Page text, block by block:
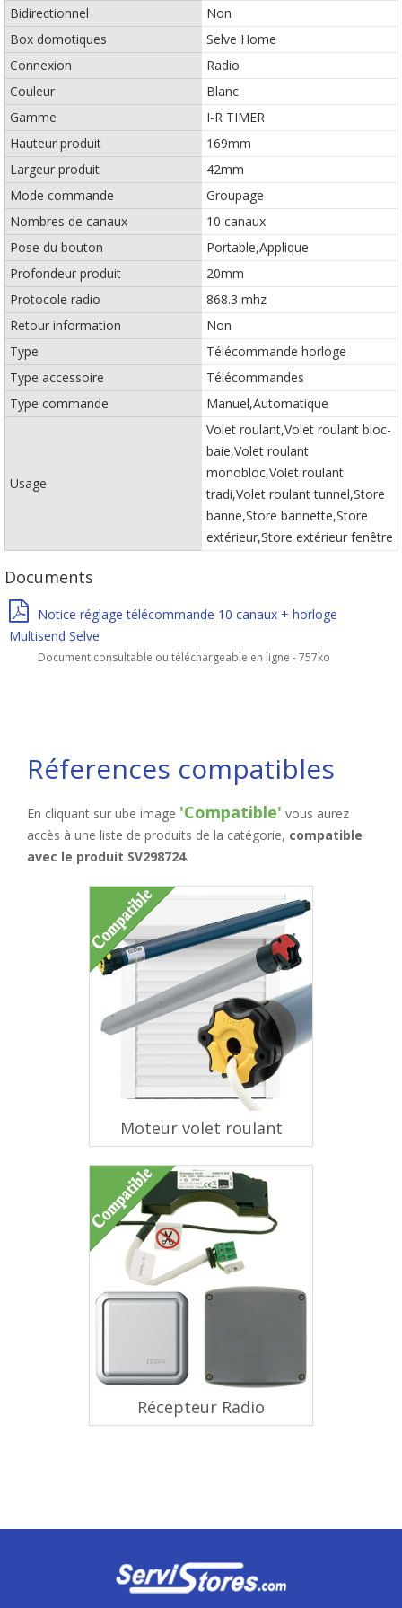
Bidirectionnel
Non
Box domotiques
Selve Home
Connexion
Radio
Couleur
Blanc
Gamme
I-R TIMER
Hauteur produit
169mm
Largeur produit
42mm
Mode commande
Groupage
Nombres de canaux
10 canaux
Pose du bouton
Portable,Applique
Profondeur produit
20mm
Protocole radio
868.3 mhz
Retour information
Non
Type
Télécommande horloge
Type accessoire
Télécommandes
Type commande
Manuel,Automatique
Usage
Volet roulant,Volet roulant bloc-
baie,Volet roulant
monobloc,Volet roulant
tradi,Volet roulant tunnel,Store
banne,Store bannette,Store
extérieur,Store extérieur fenêtre
Documents
Notice réglage télécommande 10 canaux + horloge
Multisend Selve
Document consultable ou téléchargeable en ligne - 757ko
Réferences compatibles
En cliquant sur ube image 'Compatible' vous aurez
accès à une liste de produits de la catégorie, compatible
avec le produit SV298724.
Moteur volet roulant
Récepteur Radio